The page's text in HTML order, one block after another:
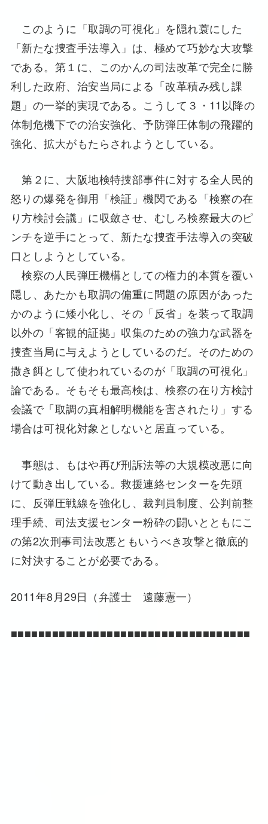
このように「取調の可視化」を隠れ蓑にした
「新たな捜査手法導入」は、極めて巧妙な大攻撃
である。第１に、このかんの司法改革で完全に勝
利した政府、治安当局による「改革積み残し課
題」の一挙的実現である。こうして３・11以降の
体制危機下での治安強化、予防弾圧体制の飛躍的
強化、拡大がもたらされようとしている。
第２に、大阪地検特捜部事件に対する全人民的
怒りの爆発を御用「検証」機関である「検察の在
り方検討会議」に収斂させ、むしろ検察最大のピ
ンチを逆手にとって、新たな捜査手法導入の突破
口としようとしている。
検察の人民弾圧機構としての権力的本質を覆い
隠し、あたかも取調の偏重に問題の原因があった
かのように矮小化し、その「反省」を装って取調
以外の「客観的証拠」収集のための強力な武器を
捜査当局に与えようとしているのだ。そのための
撒き餌として使われているのが「取調の可視化」
論である。そもそも最高検は、検察の在り方検討
会議で「取調の真相解明機能を害されたり」する
場合は可視化対象としないと居直っている。
事態は、もはや再び刑訴法等の大規模改悪に向
けて動き出している。救援連絡センターを先頭
に、反弾圧戦線を強化し、裁判員制度、公判前整
理手続、司法支援センター粉砕の闘いとともにこ
の第2次刑事司法改悪ともいうべき攻撃と徹底的
に対決することが必要である。
2011年8月29日（弁護士 遠藤憲一）
■■■■■■■■■■■■■■■■■■■■■■■■■■■■■■■■■■■